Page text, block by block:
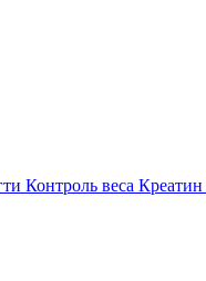
Контроль веса Креатин